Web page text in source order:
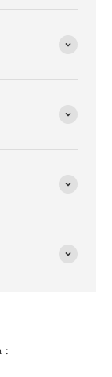
: